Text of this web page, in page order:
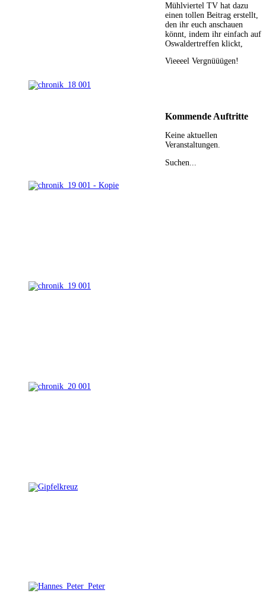
Mühlviertel TV hat dazu
einen tollen Beitrag erstellt,
den ihr euch anschauen
könnt, indem ihr einfach auf
Oswaldertreffen klickt,
Vieeeel Vergnüüügen!
Kommende Auftritte
Keine aktuellen
Veranstaltungen.
Suchen...